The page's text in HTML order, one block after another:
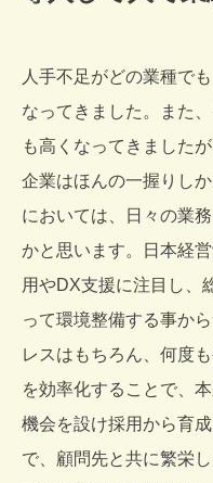
人手不足がどの業種で
なってきました。また
も高くなってきました
企業はほんの一握りし
においては、日々の業
かと思います。
日本経
用やDX支援に注目し、
って環境整備する事か
レスはもちろん、何度
を効率化することで、
機会を設け採用から育
で、顧問先と共に繁栄